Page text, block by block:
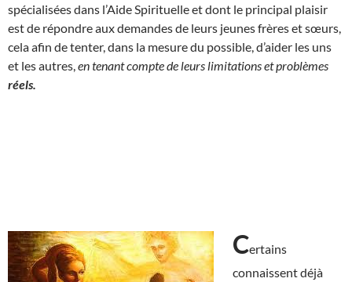
spécialisées dans l’Aide Spirituelle et dont le principal plaisir
est de répondre aux demandes de leurs jeunes frères et sœurs,
cela afin de tenter, dans la mesure du possible, d’aider les uns
et les autres, en tenant compte de leurs limitations et problèmes
réels.
Certains
connaissent déjà